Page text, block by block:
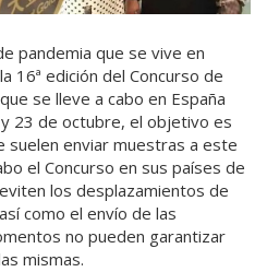
pandemia que se vive en
16ª edición del Concurso de
se lleve a cabo en España
23 de octubre, el objetivo es
suelen enviar muestras a este
el Concurso en sus países de
los desplazamientos de
como el envío de las
no pueden garantizar
mismas.